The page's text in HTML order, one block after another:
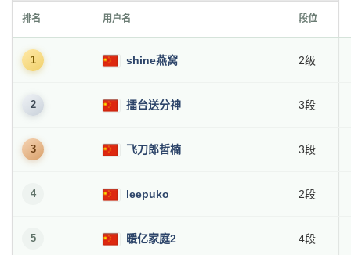
排名 用户名 段位
1 shine燕窝 2级
2 擂台送分神 3段
3 飞刀郎哲楠 3段
4 leepuko 2段
5 暖亿家庭2 4段